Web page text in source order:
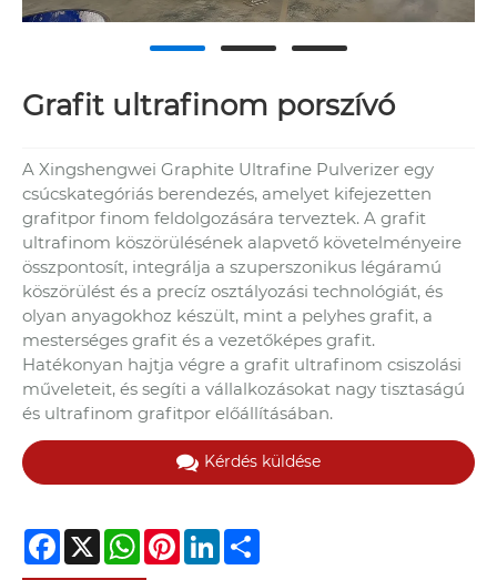
Grafit ultrafinom porszívó
A Xingshengwei Graphite Ultrafine Pulverizer egy
csúcskategóriás berendezés, amelyet kifejezetten
grafitpor finom feldolgozására terveztek. A grafit
ultrafinom köszörülésének alapvető követelményeire
összpontosít, integrálja a szuperszonikus légáramú
köszörülést és a precíz osztályozási technológiát, és
olyan anyagokhoz készült, mint a pelyhes grafit, a
mesterséges grafit és a vezetőképes grafit.
Hatékonyan hajtja végre a grafit ultrafinom csiszolási
műveleteit, és segíti a vállalkozásokat nagy tisztaságú
és ultrafinom grafitpor előállításában.
Kérdés küldése
Facebook
X WhatsApp
PinterestLinkedIn